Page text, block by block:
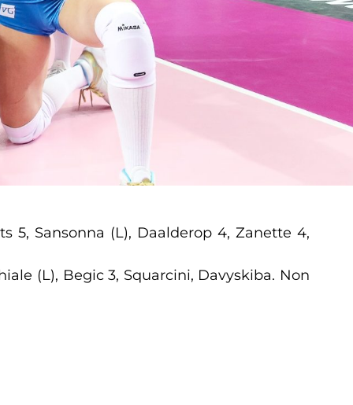
5, Sansonna (L), Daalderop 4, Zanette 4,
(L), Begic 3, Squarcini, Davyskiba. Non